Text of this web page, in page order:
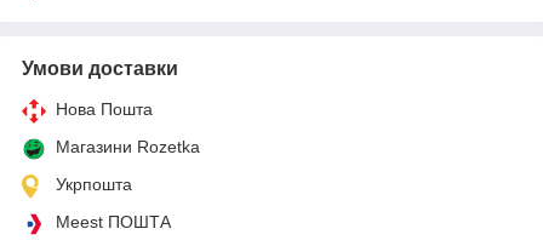
Умови доставки
Нова Пошта
Магазини Rozetka
Укрпошта
Meest ПОШТА